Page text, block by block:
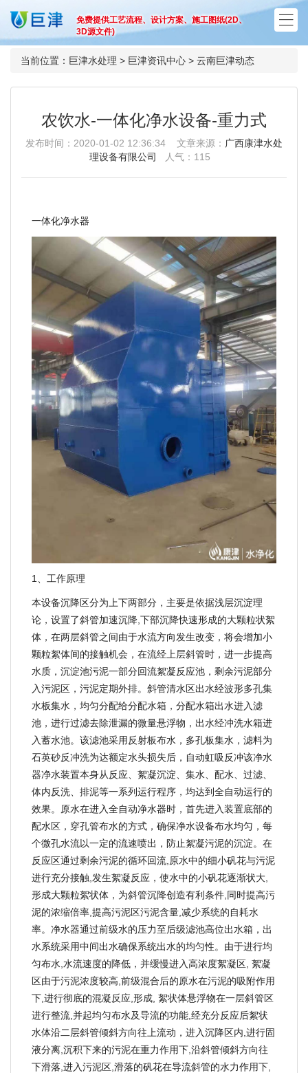
免费提供工艺流程、设计方案、施工图纸(2D、
3D源文件)
当前位置： 巨津水处理 > 巨津资讯中心 > 云南巨津动态
农饮水-一体化净水设备-重力式
发布时间：2020-01-02 12:36:34 文章来源： 广西康津水处
理设备有限公司
人气： 115
一体化净水器
1、工作原理
本设备沉降区分为上下两部分，主要是依据浅层沉淀理
论，设置了斜管加速沉降,下部沉降快速形成的大颗粒状絮
体，在两层斜管之间由于水流方向发生改变，将会增加小
颗粒絮体间的接触机会，在流经上层斜管时，进一步提高
水质，沉淀池污泥一部分回流絮凝反应池，剩余污泥部分
入污泥区，污泥定期外排。斜管清水区出水经波形多孔集
水板集水，均匀分配给分配水箱，分配水箱出水进入滤
池，进行过滤去除泄漏的微量悬浮物，出水经冲洗水箱进
入蓄水池。该滤池采用反射板布水，多孔板集水，滤料为
石英砂反冲洗为达额定水头损失后，自动虹吸反冲该净水
器净水装置本身从反应、絮凝沉淀、集水、配水、过滤、
体内反洗、排泥等一系列运行程序，均达到全自动运行的
效果。原水在进入全自动净水器时，首先进入装置底部的
配水区，穿孔管布水的方式，确保净水设备布水均匀，每
个微孔水流以一定的流速喷出，防止絮凝污泥的沉淀。在
反应区通过剩余污泥的循环回流,原水中的细小矾花与污泥
进行充分接触,发生絮凝反应，使水中的小矾花逐渐状大,
形成大颗粒絮状体，为斜管沉降创造有利条件,同时提高污
泥的浓缩倍率,提高污泥区污泥含量,减少系统的自耗水
率。净水器通过前级水的压力至后级滤池高位出水箱，出
水系统采用中间出水确保系统出水的均匀性。由于进行均
匀布水,水流速度的降低，并缓慢进入高浓度絮凝区, 絮凝
区由于污泥浓度较高,前级混合后的原水在污泥的吸附作用
下,进行彻底的混凝反应,形成, 絮状体悬浮物在一层斜管区
进行整流,并起均匀布水及导流的功能,经充分反应后絮状
水体沿二层斜管倾斜方向往上流动，进入沉降区内,进行固
液分离,沉积下来的污泥在重力作用下,沿斜管倾斜方向往
下滑落,进入污泥区,滑落的矾花在导流斜管的水力作用下,